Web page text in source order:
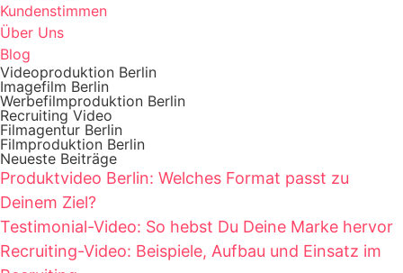
Kundenstimmen
Über Uns
Blog
Videoproduktion Berlin
Imagefilm Berlin
Werbefilmproduktion Berlin
Recruiting Video
Filmagentur Berlin
Filmproduktion Berlin
Neueste Beiträge
Produktvideo Berlin: Welches Format passt zu
Deinem Ziel?
Testimonial-Video: So hebst Du Deine Marke hervor
Recruiting-Video: Beispiele, Aufbau und Einsatz im